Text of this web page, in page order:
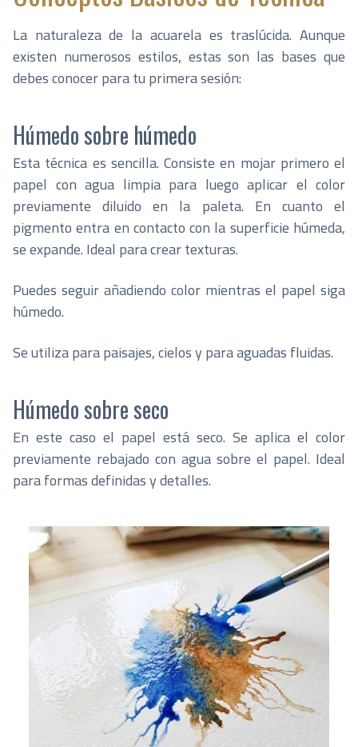
La naturaleza de la acuarela es traslúcida. Aunque
existen numerosos estilos, estas son las bases que
debes conocer para tu primera sesión:
Húmedo sobre húmedo
Esta técnica es sencilla. Consiste en mojar primero el
papel con agua limpia para luego aplicar el color
previamente diluido en la paleta. En cuanto el
pigmento entra en contacto con la superficie húmeda,
se expande. Ideal para crear texturas.
Puedes seguir añadiendo color mientras el papel siga
húmedo.
Se utiliza para paisajes, cielos y para aguadas fluidas.
Húmedo sobre seco
En este caso el papel está seco. Se aplica el color
previamente rebajado con agua sobre el papel. Ideal
para formas definidas y detalles.